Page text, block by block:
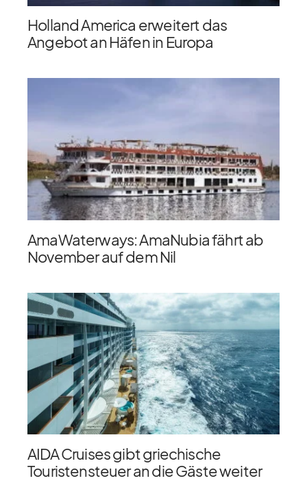
Holland America erweitert das
Angebot an Häfen in Europa
AmaWaterways: AmaNubia fährt ab
November auf dem Nil
AIDA Cruises gibt griechische
Touristensteuer an die Gäste weiter